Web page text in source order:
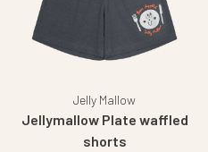
Jelly Mallow
Jellymallow Plate waffled
shorts